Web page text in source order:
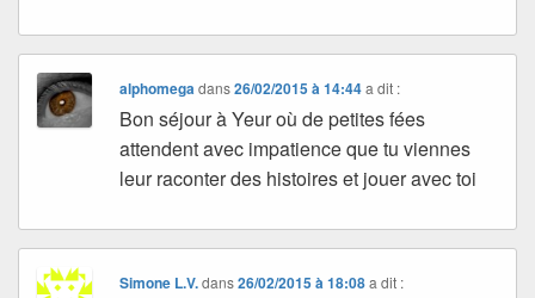
alphomegadans26/02/2015 à 14:44 a dit :
Bon séjour à Yeur où de petites fées
attendent avec impatience que tu viennes
leur raconter des histoires et jouer avec toi
Simone L.V.dans26/02/2015 à 18:08 a dit :